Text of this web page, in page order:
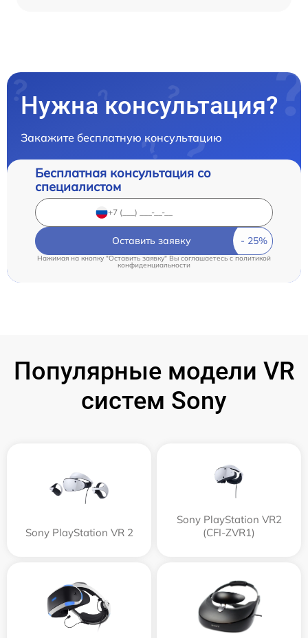
Нужна консультация?
Закажите бесплатную консультацию
Бесплатная консультация со
специалистом
Оставить заявку
Нажимая на кнопку "Оставить заявку" Вы соглашаетесь cполитикой
конфиденциальности
Популярные модели VR
систем Sony
Sony PlayStation VR 2
Sony PlayStation VR2
(CFI-ZVR1)